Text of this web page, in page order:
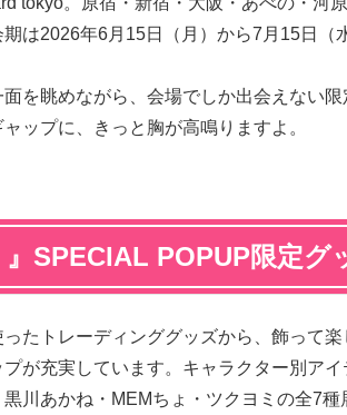
は2026年6月15日（月）から7月15日（
を眺めながら、会場でしか出会えない限
ップに、きっと胸が高鳴りますよ。
』SPECIAL POPUP限定グ
たトレーディンググッズから、飾って
が充実しています。キャラクター別ア
川あかね・MEMちょ・ツクヨミの全7種